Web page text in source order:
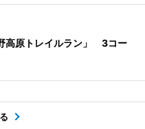
高原トレイルラン」 3コー